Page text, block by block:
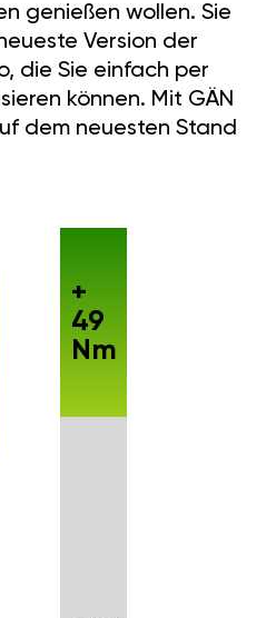
genießen wollen. Sie
Version der
die Sie einfach per
können. Mit GÄN
dem neuesten Stand
+
49
Nm